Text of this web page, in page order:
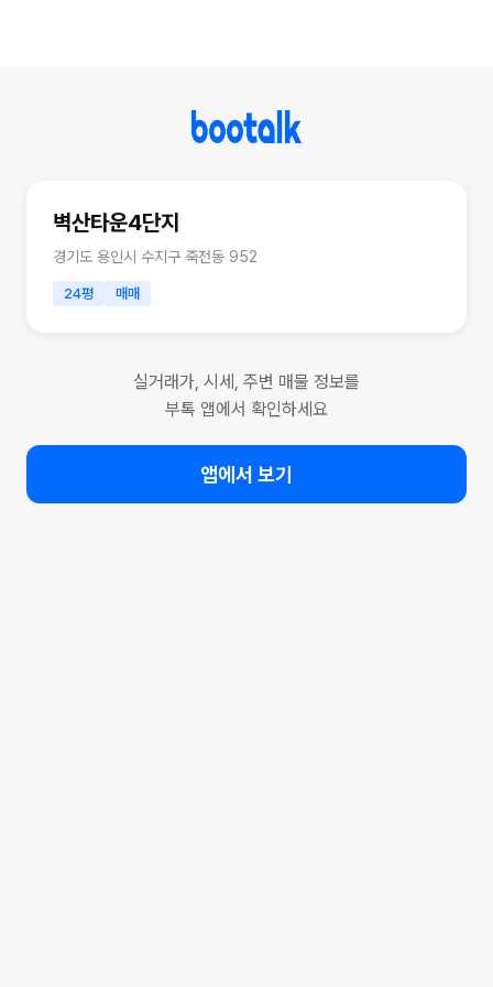
벽산타운4단지
경기도 용인시 수지구 죽전동 952
24평 매매
실거래가, 시세, 주변 매물 정보를
부톡 앱에서 확인하세요
앱에서 보기